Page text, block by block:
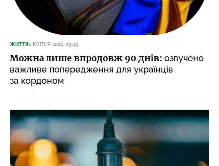
ЖИТТЯ6 КВІТНЯ 2024, 09:49
Можна лише впродовж 90 днів: озвучено
важливе попередження для українців
за кордоном